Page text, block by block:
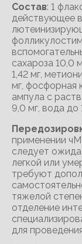
Состав: 1
действующее
сахароза 10,0
1,42 мг,
мг, фосфорная
ампула с
9,0 мг, вода до
применении
следует
легкой или
требуют
тяжелой
отделение
для